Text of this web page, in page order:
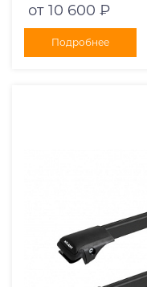
10002+11115+11115
от 10 600 ₽
Подробнее